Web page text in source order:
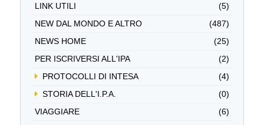
LINK UTILI
(5)
NEW DAL MONDO E ALTRO
(487)
NEWS HOME
(25)
PER ISCRIVERSI ALL'IPA
(2)
PROTOCOLLI DI INTESA
(4)
STORIA DELL'I.P.A.
(0)
VIAGGIARE
(6)